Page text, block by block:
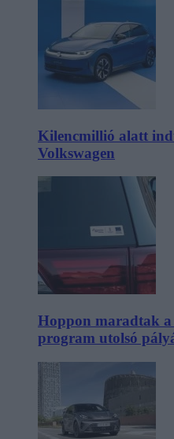
Kilencmillió alatt
Volkswagen
Hoppon maradtak
program utolsó